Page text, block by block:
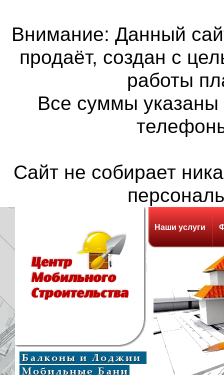
Внимание: Данный
продаёт, создан с
работы
Все суммы указаны
Сайт не собирает
Наши услуги